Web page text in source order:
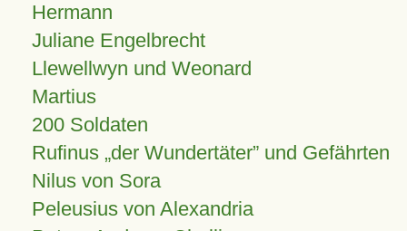
Hermann
Juliane Engelbrecht
Llewellwyn und Weonard
Martius
200 Soldaten
Rufinus „der Wundertäter” und Gefährten
Nilus von Sora
Peleusius von Alexandria